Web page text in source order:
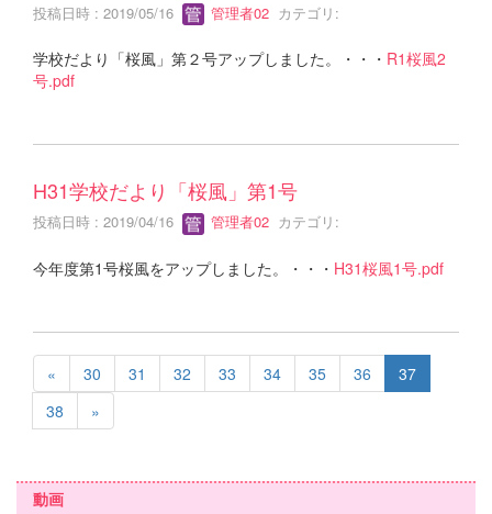
投稿日時 : 2019/05/16 管理者02 カテゴリ:
学校だより「桜風」第２号アップしました。・・・ R1桜風2
号.pdf
H31学校だより「桜風」第1号
投稿日時 : 2019/04/16 管理者02 カテゴリ:
今年度第1号桜風をアップしました。・・・ H31桜風1号.pdf
« 30 31 32 33 34 35 36
37
38
»
動画